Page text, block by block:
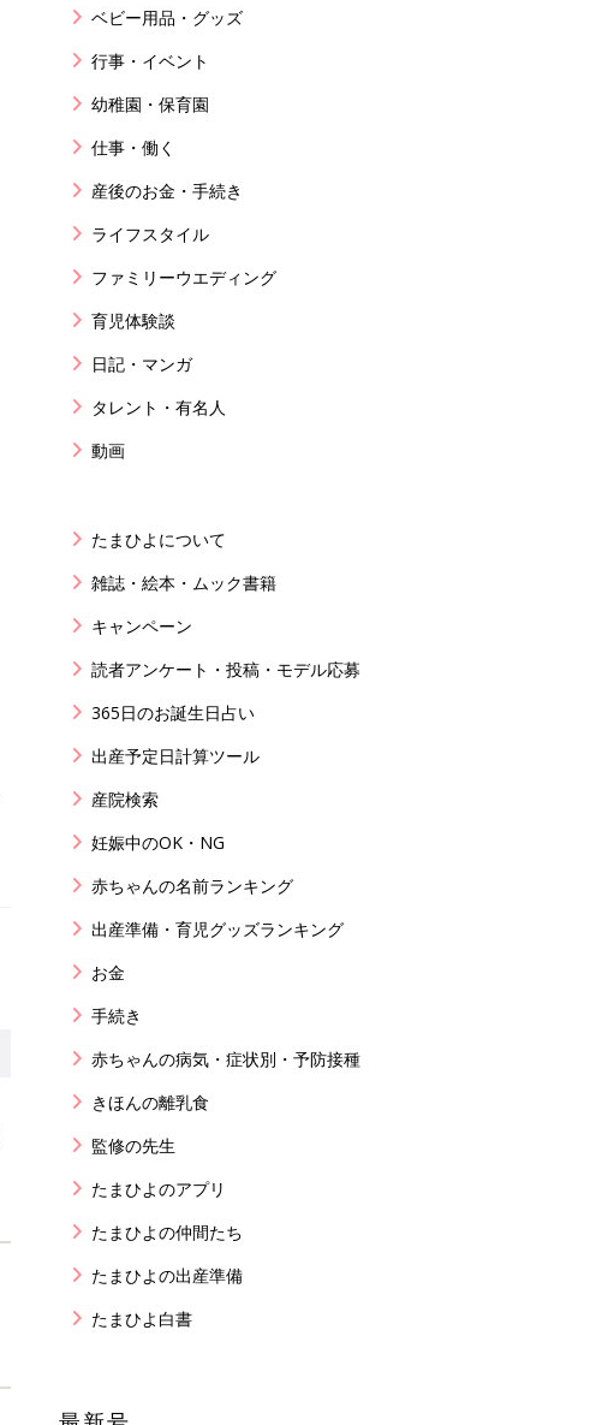
ベビー用品・グッズ
行事・イベント
幼稚園・保育園
仕事・働く
産後のお金・手続き
ライフスタイル
ファミリーウエディング
育児体験談
日記・マンガ
タレント・有名人
動画
たまひよについて
雑誌・絵本・ムック書籍
キャンペーン
読者アンケート・投稿・モデル応募
365日のお誕生日占い
出産予定日計算ツール
産院検索
妊娠中のOK・NG
赤ちゃんの名前ランキング
出産準備・育児グッズランキング
お金
手続き
赤ちゃんの病気・症状別・予防接種
きほんの離乳食
監修の先生
たまひよのアプリ
たまひよの仲間たち
たまひよの出産準備
たまひよ白書